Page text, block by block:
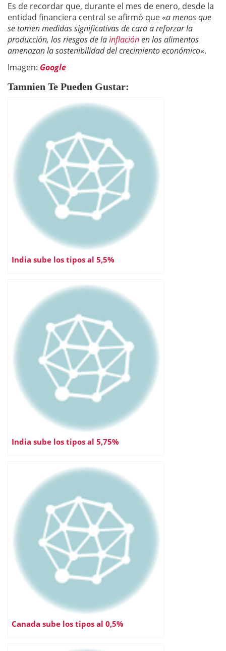
Es de recordar que, durante el mes de enero, desde la
entidad financiera central se afirmó que «a menos que
se tomen medidas significativas de cara a reforzar la
producción, los riesgos de lainflaciónen los alimentos
amenazan la sostenibilidad del crecimiento económico«.
Imagen: Google
Tamnien Te Pueden Gustar:
India sube los tipos al 5,5%
India sube los tipos al 5,75%
Canada sube los tipos al 0,5%